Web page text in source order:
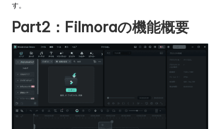
す。
Part2：Filmoraの機能概要